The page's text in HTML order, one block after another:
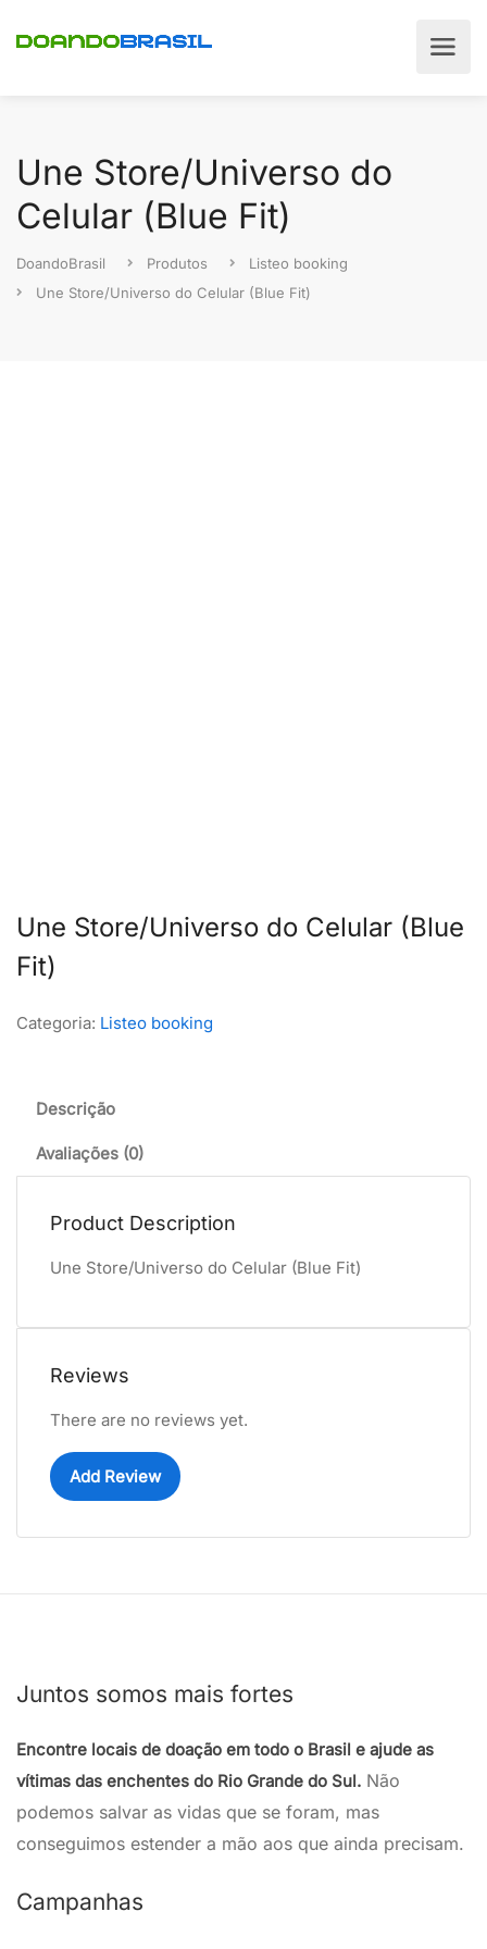
Une Store/Universo do
Celular (Blue Fit)
DoandoBrasil Produtos
Listeo booking
Une Store/Universo do Celular (Blue Fit)
Une Store/Universo do Celular (Blue
Fit)
Categoria: Listeo booking
Descrição
Avaliações (0)
Product Description
Une Store/Universo do Celular (Blue Fit)
Reviews
There are no reviews yet.
Add Review
Juntos somos mais fortes
Encontre locais de doação em todo o Brasil e ajude as
vítimas das enchentes do Rio Grande do Sul. Não
podemos salvar as vidas que se foram, mas
conseguimos estender a mão aos que ainda precisam.
Campanhas